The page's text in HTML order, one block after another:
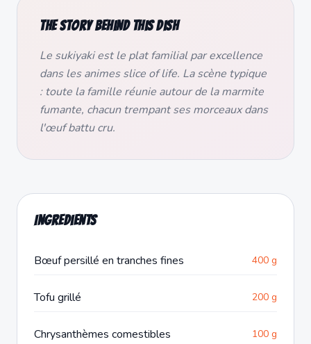
The story behind this dish
Le sukiyaki est le plat familial par excellence
dans les animes slice of life. La scène typique
: toute la famille réunie autour de la marmite
fumante, chacun trempant ses morceaux dans
l'œuf battu cru.
Ingredients
Bœuf persillé en tranches fines 400 g
Tofu grillé 200 g
Chrysanthèmes comestibles 100 g